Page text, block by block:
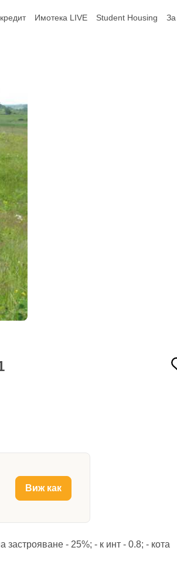
Имотека LIVE Student Housing
Виж как
- 25%; - к инт - 0.8; - кота